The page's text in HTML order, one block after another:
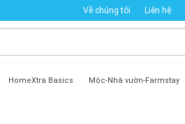
Về chúng tôi Liên hệ
HomeXtra Basics Mộc-Nhà vườn-Farmstay